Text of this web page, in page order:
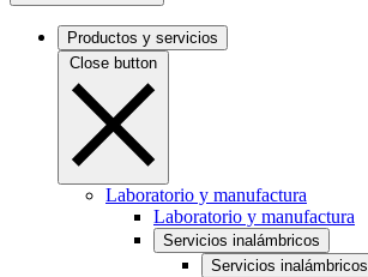
Productos y servicios
Close button
Laboratorio y manufactura
Laboratorio y manufactura
Servicios inalámbricos
Servicios inalámbricos